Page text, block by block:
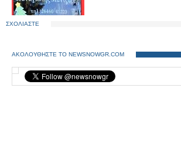
ΣΧΟΛΙΑΣΤΕ
ΑΚΟΛΟΥΘΗΣΤΕ ΤΟ NEWSNOWGR.COM